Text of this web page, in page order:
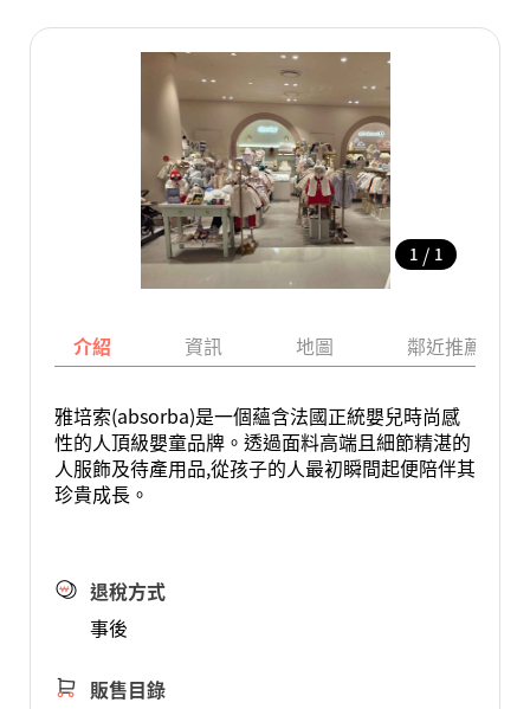
1 / 1
介紹 資訊 地圖 鄰近推薦景點
雅培索(absorba)是一個蘊含法國正統嬰兒時尚感
性的人頂級嬰童品牌。透過面料高端且細節精湛的
人服飾及待產用品,從孩子的人最初瞬間起便陪伴其
珍貴成長。
退稅方式
事後
販售目錄